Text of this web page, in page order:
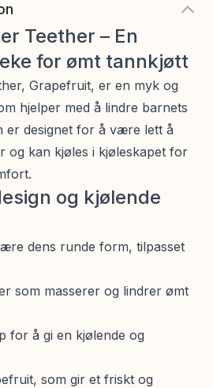
Teether – En
for ømt tannkjøtt
Grapefruit, er en myk og
hjelper med å lindre barnets
er designet for å være lett å
og kan kjøles i kjøleskapet for
og kjølende
dens runde form, tilpasset
som masserer og lindrer ømt
for å gi en kjølende og
som gir et friskt og